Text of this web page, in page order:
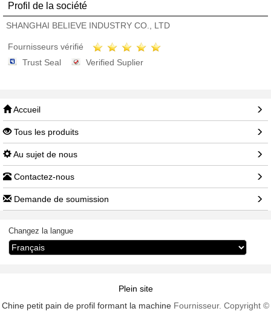
Profil de la société
SHANGHAI BELIEVE INDUSTRY CO., LTD
Fournisseurs vérifié
Trust Seal
Verified Suplier
Accueil
Tous les produits
Au sujet de nous
Contactez-nous
Demande de soumission
Changez la langue
Plein site
Chine petit pain de profil formant la machine Fournisseur. Copyright ©